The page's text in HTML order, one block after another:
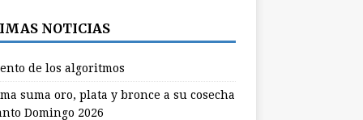
NOTICIAS
de los algoritmos
suma oro, plata y bronce a su cosecha
Domingo 2026